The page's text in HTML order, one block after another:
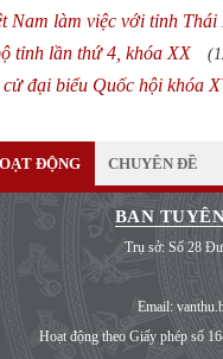
Nam làm việc với tỉnh Thái
tỉnh lần thứ 4, khóa XX
đại biểu Quốc hội khóa
ĐỘNG CHUYÊN ĐỀ
BAN
Trụ sở: Số 28
Email:
Hoạt động theo Giấy phép số